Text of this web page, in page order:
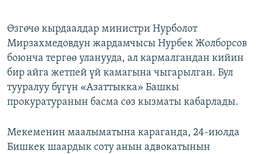
Өзгөчө кырдаалдар министри Нурболот
Мирзахмедовдун жардамчысы Нурбек Жолборсов
боюнча тергөө уланууда, ал кармалгандан кийин
бир айга жетпей үй камагына чыгарылган. Бул
тууралуу бүгүн «Азаттыкка» Башкы
прокуратуранын басма сөз кызматы кабарлады.
Мекеменин маалыматына караганда, 24-июлда
Бишкек шаардык соту анын адвокатынын